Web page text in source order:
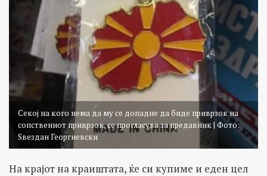
Секој на кого нема да му се допадне да биде приврзок на
сопствениот приврзок, се прогласува за предавник | Фото:
Ѕвездан Георгиевски
На крајот на краиштата, ќе си купиме и еден цел